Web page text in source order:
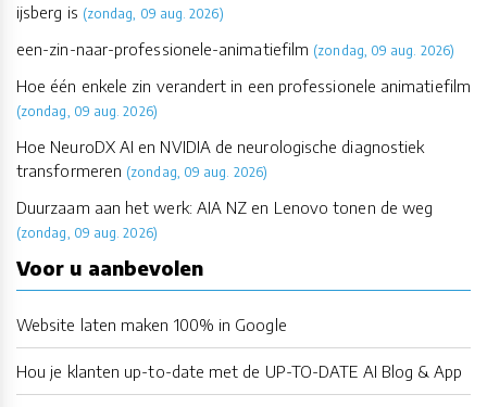
ijsberg is (zondag, 09 aug. 2026)
een-zin-naar-professionele-animatiefilm (zondag, 09 aug. 2026)
Hoe één enkele zin verandert in een professionele animatiefilm
(zondag, 09 aug. 2026)
Hoe NeuroDX AI en NVIDIA de neurologische diagnostiek
transformeren (zondag, 09 aug. 2026)
Duurzaam aan het werk: AIA NZ en Lenovo tonen de weg
(zondag, 09 aug. 2026)
Voor u aanbevolen
Website laten maken 100% in Google
Hou je klanten up-to-date met de UP-TO-DATE AI Blog & App